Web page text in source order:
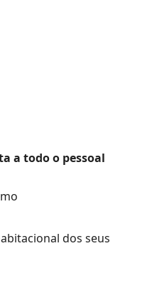
a todo o pessoal
dos seus